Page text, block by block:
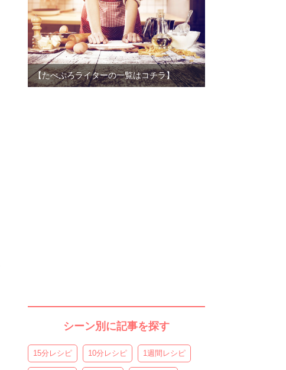
【たべぷろライターの一覧はコチラ】
シーン別に記事を探す
15分レシピ 10分レシピ 1週間レシピ